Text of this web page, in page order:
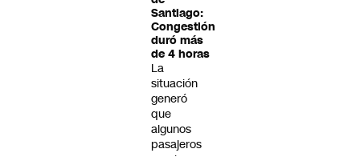
Santiago:
Congestión
duró más
de 4 horas
La
situación
generó
que
algunos
pasajeros